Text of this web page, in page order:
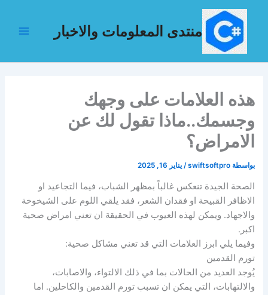
تخطي
المحتوى
منتدى المعلومات والاخبار
هذه العلامات على وجهك
وجسمك..ماذا تقول لك عن
الامراض؟
بواسطة swiftsoftpro
/يناير 16, 2025
الصحة الجيدة تنعكس غالباً بمظهر الشباب، فيما التجاعيد او
الاظافر القبيحة او فقدان الشعر، فقد يلقي اللوم على الشيخوخة
والاجهاد. ويمكن لهذه العيوب في الحقيقة ان تعني امراض صحية
اكبر.
وفيما يلي ابرز العلامات التي قد تعني مشاكل صحية:
تورم القدمين
يُوجد العديد من الحالات بما في ذلك الالتواء، والاصابات،
والالتهابات، التي يمكن ان تسبب تورم القدمين والكاحلين. اما